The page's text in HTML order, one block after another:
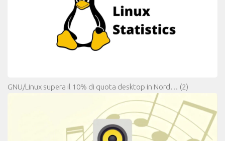
GNU/Linux supera il 10% di quota desktop in Nord… (2)